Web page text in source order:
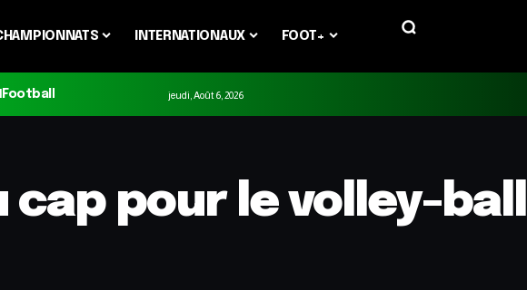
INTERNATIONAUX FOOT+
Football jeudi, Août 6, 2026
cap pour le volley-ball